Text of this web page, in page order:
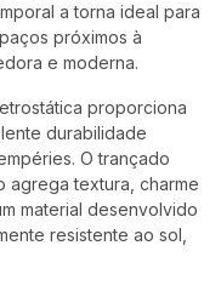
a torna ideal para
próximos à
e moderna.
proporciona
durabilidade
O trançado
agrega textura, charme
material desenvolvido
resistente ao sol,